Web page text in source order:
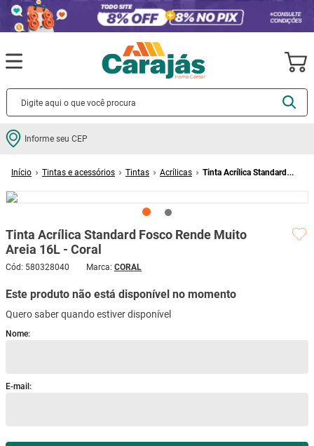
Informe seu CEP
Tintas e acessórios Tintas Acrílicas
Tinta Acrílica Standard
Tinta Acrílica Standard Fosco Rende Muito
Areia 16L - Coral
Cód: 580328040 CORAL
Este produto não está disponível no momento
Quero saber quando estiver disponível
Termos mais buscados
2º porcelanato
º porta
6 º vaso sanitário
cadeira
9º